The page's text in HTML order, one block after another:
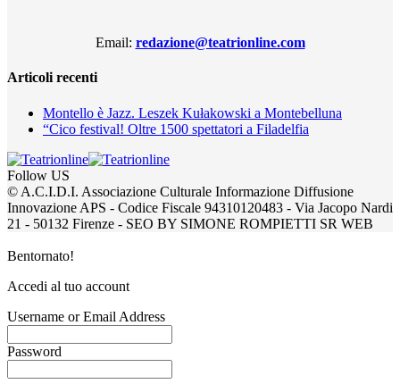
Email: redazione@teatrionline.com
Articoli recenti
Montello è Jazz. Leszek Kułakowski a Montebelluna
“Cico festival! Oltre 1500 spettatori a Filadelfia
Follow US
© A.C.I.D.I. Associazione Culturale Informazione Diffusione
Innovazione APS - Codice Fiscale 94310120483 - Via Jacopo Nardi
21 - 50132 Firenze - SEO BY SIMONE ROMPIETTI SR WEB
Bentornato!
Accedi al tuo account
Username or Email Address
Password